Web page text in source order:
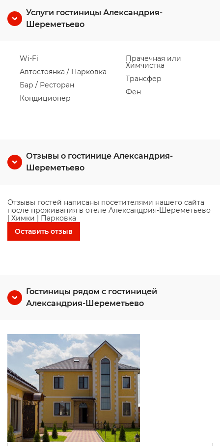
Услуги гостиницы Александрия-
Шереметьево
Wi-Fi
Автостоянка / Парковка
Бар / Ресторан
Кондиционер
Прачечная или
Химчистка
Трансфер
Фен
Отзывы о гостинице Александрия-
Шереметьево
Отзывы гостей написаны посетителями нашего сайта
после проживания в отеле Александрия-Шереметьево
| Химки | Парковка
Оставить отзыв
Гостиницы рядом с гостиницей
Александрия-Шереметьево